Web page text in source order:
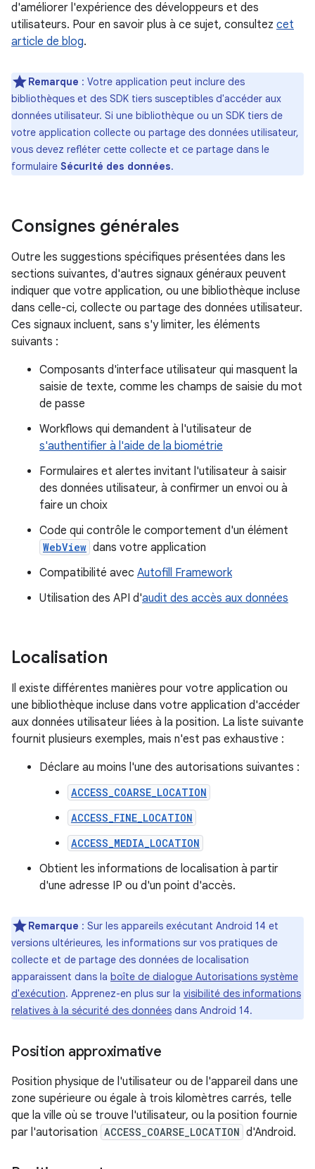
d'améliorer l'expérience des développeurs et des
utilisateurs. Pour en savoir plus à ce sujet, consultez cet
article de blog.
Remarque : Votre application peut inclure des
bibliothèques et des SDK tiers susceptibles d'accéder aux
données utilisateur. Si une bibliothèque ou un SDK tiers de
votre application collecte ou partage des données utilisateur,
vous devez refléter cette collecte et ce partage dans le
formulaire Sécurité des données.
Consignes générales
Outre les suggestions spécifiques présentées dans les
sections suivantes, d'autres signaux généraux peuvent
indiquer que votre application, ou une bibliothèque incluse
dans celle-ci, collecte ou partage des données utilisateur.
Ces signaux incluent, sans s'y limiter, les éléments
suivants :
Composants d'interface utilisateur qui masquent la
saisie de texte, comme les champs de saisie du mot
de passe
Workflows qui demandent à l'utilisateur de
s'authentifier à l'aide de la biométrie
Formulaires et alertes invitant l'utilisateur à saisir
des données utilisateur, à confirmer un envoi ou à
faire un choix
Code qui contrôle le comportement d'un élément
WebView dans votre application
Compatibilité avec Autofill Framework
Utilisation des API d'audit des accès aux données
Localisation
Il existe différentes manières pour votre application ou
une bibliothèque incluse dans votre application d'accéder
aux données utilisateur liées à la position. La liste suivante
fournit plusieurs exemples, mais n'est pas exhaustive :
Déclare au moins l'une des autorisations suivantes :
ACCESS_COARSE_LOCATION
ACCESS_FINE_LOCATION
ACCESS_MEDIA_LOCATION
Obtient les informations de localisation à partir
d'une adresse IP ou d'un point d'accès.
Remarque : Sur les appareils exécutant Android 14 et
versions ultérieures, les informations sur vos pratiques de
collecte et de partage des données de localisation
apparaissent dans la boîte de dialogue Autorisations système
d'exécution. Apprenez-en plus sur la visibilité des informations
relatives à la sécurité des données dans Android 14.
Position approximative
Position physique de l'utilisateur ou de l'appareil dans une
zone supérieure ou égale à trois kilomètres carrés, telle
que la ville où se trouve l'utilisateur, ou la position fournie
par l'autorisation ACCESS_COARSE_LOCATION d'Android.